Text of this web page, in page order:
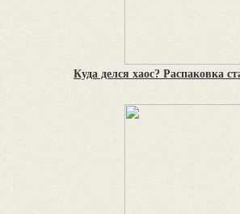
Куда делся хаос? Распаковка